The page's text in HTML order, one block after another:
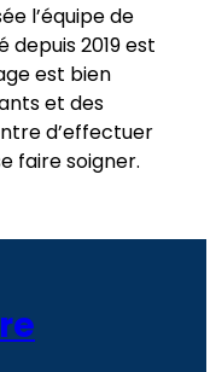
l’équipe de
2019 est
est bien
et des
d’effectuer
faire soigner.